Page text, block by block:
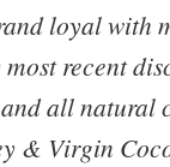
loyal with
recent
all natural
& Virgin